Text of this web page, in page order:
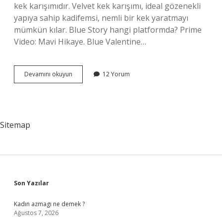
kek karışımıdır. Velvet kek karışımı, ideal gözenekli
yapıya sahip kadifemsi, nemli bir kek yaratmayı
mümkün kılar. Blue Story hangi platformda? Prime
Video: Mavi Hikaye. Blue Valentine…
Devamını okuyun
Velvet
12 Yorum
Sitemap
Sidebar
Son Yazılar
Kadın azmagı ne demek ?
Ağustos 7, 2026